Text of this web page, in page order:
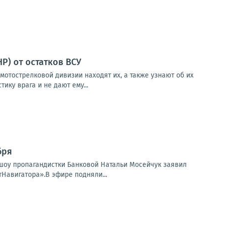
от остатков ВСУ
дивизии находят их, а также узнают об их
врага и не дают ему...
пропагандистки Банковой Натальи Мосейчук заявил
эфире подняли...